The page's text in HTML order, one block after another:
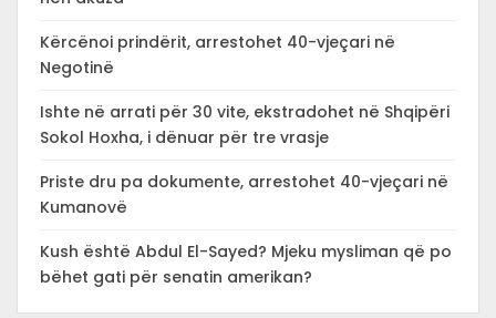
Kërcënoi prindërit, arrestohet 40-vjeçari në
Negotinë
Ishte në arrati për 30 vite, ekstradohet në Shqipëri
Sokol Hoxha, i dënuar për tre vrasje
Priste dru pa dokumente, arrestohet 40-vjeçari në
Kumanovë
Kush është Abdul El-Sayed? Mjeku mysliman që po
bëhet gati për senatin amerikan?